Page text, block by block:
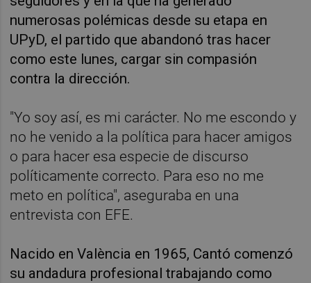
numerosas polémicas desde su etapa en
UPyD, el partido que abandonó tras hacer
como este lunes, cargar sin compasión
contra la dirección.
"Yo soy así, es mi carácter. No me escondo y
no he venido a la política para hacer amigos
o para hacer esa especie de discurso
políticamente correcto. Para eso no me
meto en política", aseguraba en una
entrevista con EFE.
Nacido en València en 1965, Cantó comenzó
su andadura profesional trabajando como